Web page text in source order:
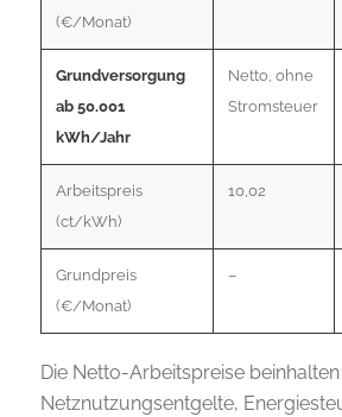
(€/Monat)
Grundversorgung
ab 50.001
kWh/Jahr
Netto, ohne
Stromsteuer
Arbeitspreis
(ct/kWh)
10,02
Grundpreis
(€/Monat)
–
Die Netto-Arbeitspreise
Netznutzungsentgelte,